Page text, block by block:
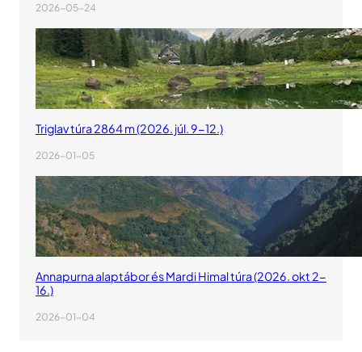
2026-05-24
Triglav túra 2864 m (2026. júl. 9-12.)
2026-01-05
Annapurna alaptábor és Mardi Himal túra (2026. okt 2-
16.)
2026-01-04